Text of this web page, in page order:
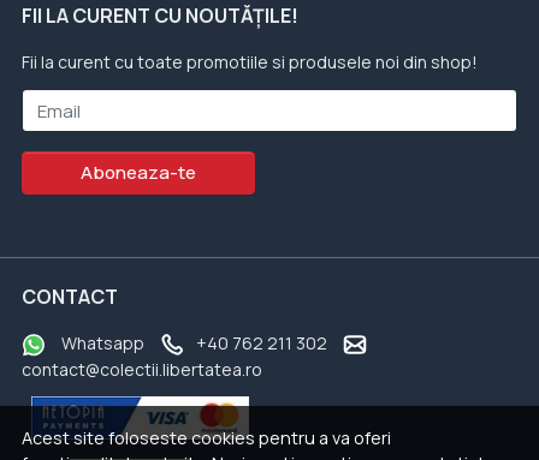
Acest site foloseste cookies pentru a va oferi
FII LA CURENT CU NOUTĂȚILE!
Fii la curent cu toate promotiile si produsele noi din shop!
Email
Aboneaza-te
CONTACT
Whatsapp
+40 762 211 302
contact@colectii.libertatea.ro